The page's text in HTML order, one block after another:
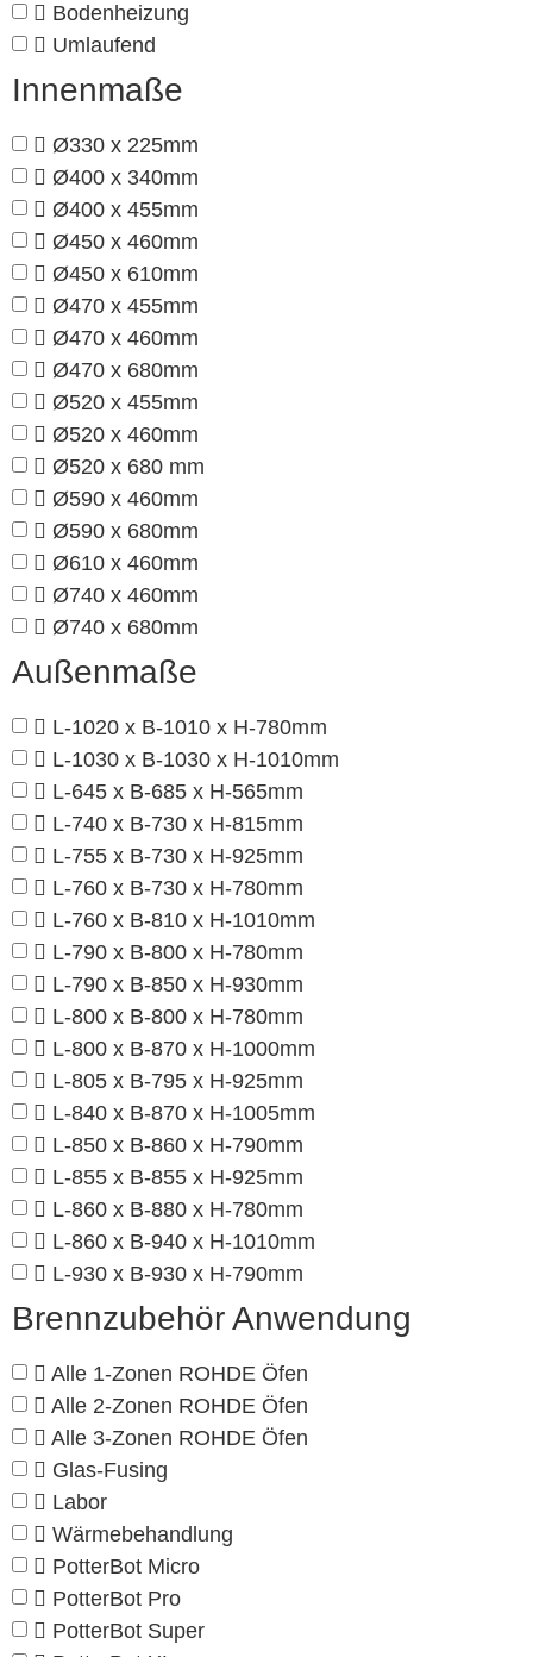
Bodenheizung
Umlaufend
Innenmaße
Ø330 x 225mm
Ø400 x 340mm
Ø400 x 455mm
Ø450 x 460mm
Ø450 x 610mm
Ø470 x 455mm
Ø470 x 460mm
Ø470 x 680mm
Ø520 x 455mm
Ø520 x 460mm
Ø520 x 680 mm
Ø590 x 460mm
Ø590 x 680mm
Ø610 x 460mm
Ø740 x 460mm
Ø740 x 680mm
Außenmaße
L-1020 x B-1010 x H-780mm
L-1030 x B-1030 x H-1010mm
L-645 x B-685 x H-565mm
L-740 x B-730 x H-815mm
L-755 x B-730 x H-925mm
L-760 x B-730 x H-780mm
L-760 x B-810 x H-1010mm
L-790 x B-800 x H-780mm
L-790 x B-850 x H-930mm
L-800 x B-800 x H-780mm
L-800 x B-870 x H-1000mm
L-805 x B-795 x H-925mm
L-840 x B-870 x H-1005mm
L-850 x B-860 x H-790mm
L-855 x B-855 x H-925mm
L-860 x B-880 x H-780mm
L-860 x B-940 x H-1010mm
L-930 x B-930 x H-790mm
Brennzubehör Anwendung
Alle 1-Zonen ROHDE Öfen
Alle 2-Zonen ROHDE Öfen
Alle 3-Zonen ROHDE Öfen
Glas-Fusing
Labor
Wärmebehandlung
PotterBot Micro
PotterBot Pro
PotterBot Super